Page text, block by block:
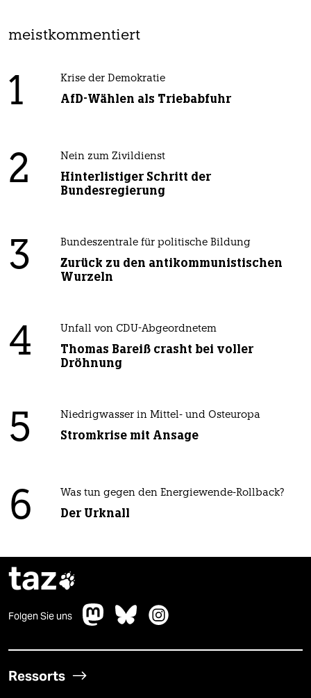
meistkommentiert
1 Krise der Demokratie
AfD-Wählen als Triebabfuhr
2 Nein zum Zivildienst
Hinterlistiger Schritt der
Bundesregierung
3 Bundeszentrale für politische Bildung
Zurück zu den antikommunistischen
Wurzeln
4 Unfall von CDU-Abgeordnetem
Thomas Bareiß crasht bei voller
Dröhnung
5 Niedrigwasser in Mittel- und Osteuropa
Stromkrise mit Ansage
6 Was tun gegen den Energiewende-Rollback?
Der Urknall
taz
Folgen Sie uns
Ressorts